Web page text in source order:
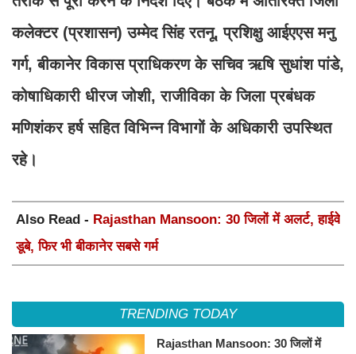
कलेक्टर (प्रशासन) उम्मेद सिंह रतनू, प्रशिक्षु आईएएस मनु
गर्ग, बीकानेर विकास प्राधिकरण के सचिव ऋषि सुधांश पांडे,
कोषाधिकारी धीरज जोशी, राजीविका के जिला प्रबंधक
मणिशंकर हर्ष सहित विभिन्न विभागों के अधिकारी उपस्थित
रहे।
Also Read - Rajasthan Mansoon: 30 जिलों में अलर्ट, हाईवे
डूबे, फिर भी बीकानेर सबसे गर्म
TRENDING TODAY
Rajasthan Mansoon: 30 जिलों में